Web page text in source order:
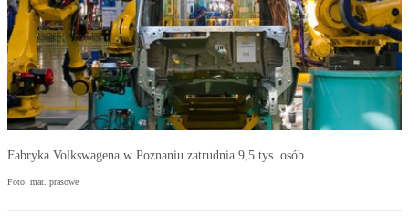
Fabryka Volkswagena w Poznaniu zatrudnia 9,5 tys. osób
Foto: mat. prasowe